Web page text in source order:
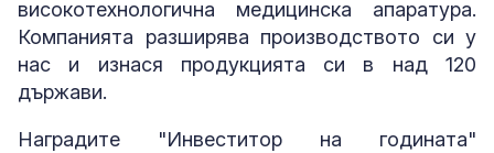
високотехнологична медицинска апаратура.
Компанията разширява производството си у
нас и изнася продукцията си в над 120
държави.
Наградите "Инвеститор на годината"